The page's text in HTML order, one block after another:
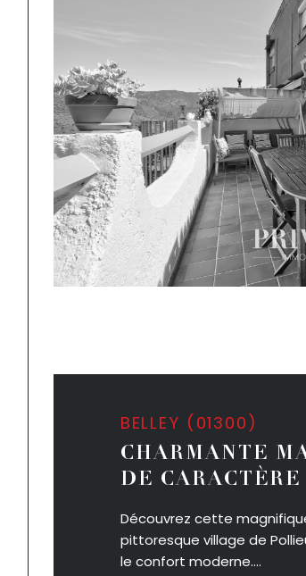
BELLEY (01300)
CHARMANTE
DE CARACTÈRE
Découvrez cette
pittoresque village de
le confort moderne....